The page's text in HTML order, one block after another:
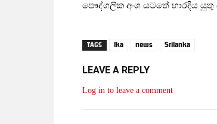
පෞද්ගලික අංශ යටතේ භාරදිය
TAGS lka news Srilanka
LEAVE A REPLY
Log in to leave a comment